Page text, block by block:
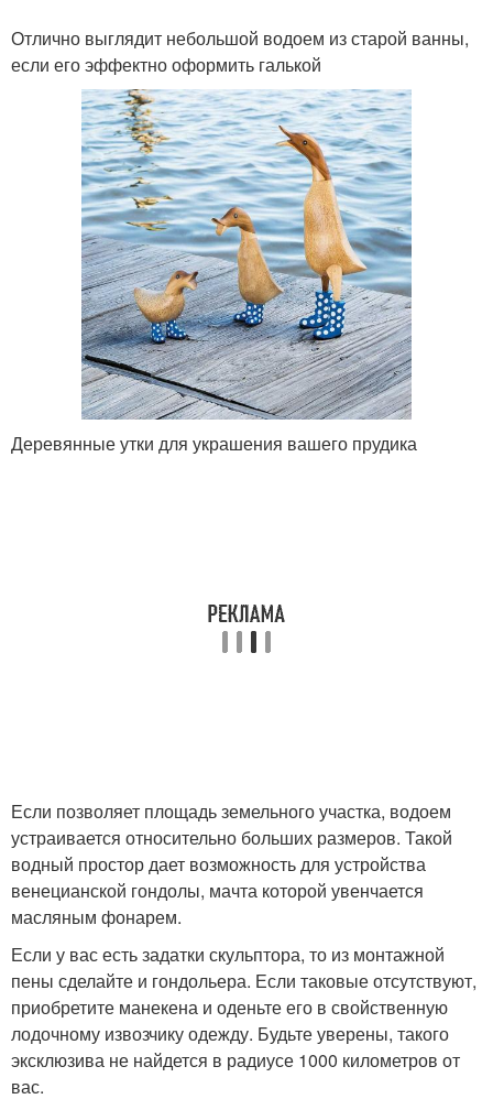
Отлично выглядит небольшой водоем из старой ванны,
если его эффектно оформить галькой
Деревянные утки для украшения вашего прудика
Если позволяет площадь земельного участка, водоем
устраивается относительно больших размеров. Такой
водный простор дает возможность для устройства
венецианской гондолы, мачта которой увенчается
масляным фонарем.
Если у вас есть задатки скульптора, то из монтажной
пены сделайте и гондольера. Если таковые отсутствуют,
приобретите манекена и оденьте его в свойственную
лодочному извозчику одежду. Будьте уверены, такого
эксклюзива не найдется в радиусе 1000 километров от
вас.